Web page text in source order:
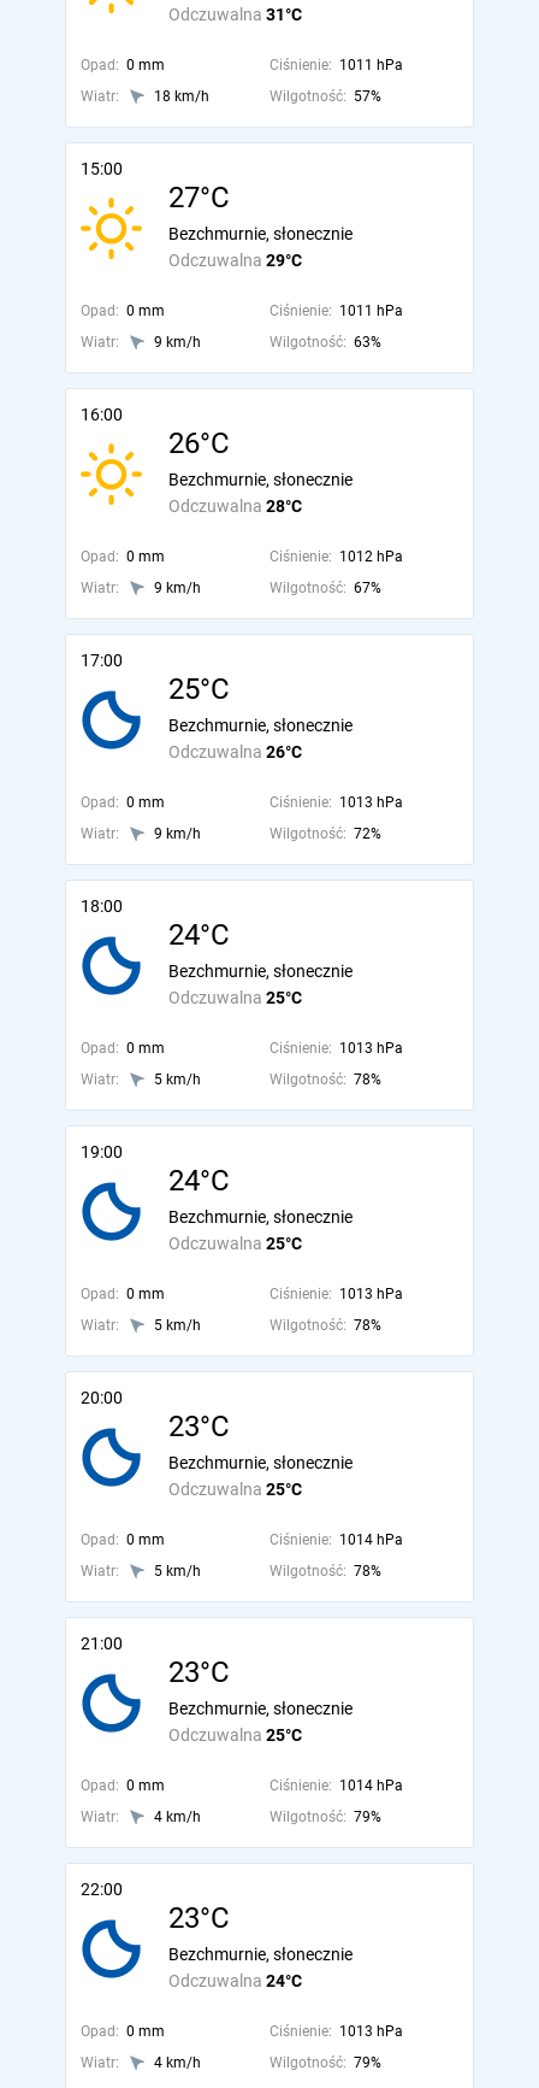
Odczuwalna 31°C
Opad: 0 mm Ciśnienie: 1011 hPa
Wiatr:
18 km/h Wilgotność: 57%
15:00
27°C
Odczuwalna 29°C
Bezchmurnie, słonecznie
Opad: 0 mm Ciśnienie: 1011 hPa
Wiatr:
9 km/h Wilgotność: 63%
16:00
26°C
Odczuwalna 28°C
Bezchmurnie, słonecznie
Opad: 0 mm Ciśnienie: 1012 hPa
Wiatr:
9 km/h Wilgotność: 67%
17:00
25°C
Odczuwalna 26°C
Bezchmurnie, słonecznie
Opad: 0 mm Ciśnienie: 1013 hPa
Wiatr:
9 km/h Wilgotność: 72%
18:00
24°C
Odczuwalna 25°C
Bezchmurnie, słonecznie
Opad: 0 mm Ciśnienie: 1013 hPa
Wiatr:
5 km/h Wilgotność: 78%
19:00
24°C
Odczuwalna 25°C
Bezchmurnie, słonecznie
Opad: 0 mm Ciśnienie: 1013 hPa
Wiatr:
5 km/h Wilgotność: 78%
20:00
23°C
Odczuwalna 25°C
Bezchmurnie, słonecznie
Opad: 0 mm Ciśnienie: 1014 hPa
Wiatr:
5 km/h Wilgotność: 78%
21:00
23°C
Odczuwalna 25°C
Bezchmurnie, słonecznie
Opad: 0 mm Ciśnienie: 1014 hPa
Wiatr:
4 km/h Wilgotność: 79%
22:00
23°C
Odczuwalna 24°C
Bezchmurnie, słonecznie
Opad: 0 mm Ciśnienie: 1013 hPa
Wiatr:
4 km/h Wilgotność: 79%